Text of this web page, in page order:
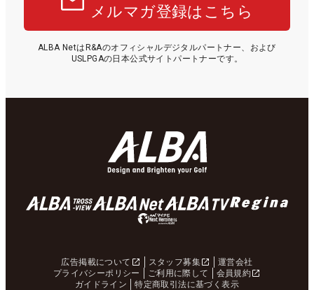
メルマガ登録はこちら
ALBA NetはR&Aのオフィシャルデジタルパートナー、および
USLPGAの日本公式サイトパートナーです。
広告掲載について スタッフ募集
運営会社
プライバシーポリシー
ご利用に際して
会員規約
ガイドライン
特定商取引法に基づく表示